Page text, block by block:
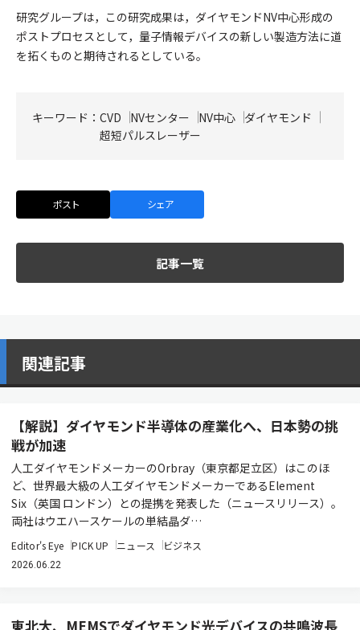
研究グループは，この研究成果は，ダイヤモンドNV中心形成の
ポストプロセスとして，量子情報デバイスの新しい製造方法に道
を拓くものと期待されるとしている。
キーワード： CVD NVセンター NV中心 ダイヤモンド
超短パルスレーザー
ポスト シェア
記事一覧
関連記事
【解説】ダイヤモンド半導体の産業化へ、日本勢の挑
戦が加速
人工ダイヤモンドメーカーのOrbray（東京都足立区）はこのほ
ど、世界最大級の人工ダイヤモンドメーカーであるElement
Six（英国 ロンドン）との提携を発表した（ニュースリリース）。
両社はウエハースケールの単結晶ダ…
Editor's Eye PICK UP ニュース ビジネス
2026.06.22
東北大、MEMSでダイヤモンド光デバイスの共鳴波長